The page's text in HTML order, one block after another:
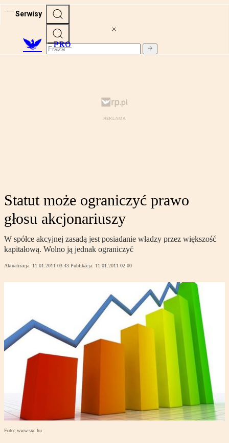
Serwisy
PRO
Statut może ograniczyć prawo
głosu akcjonariuszy
W spółce akcyjnej zasadą jest posiadanie władzy przez większość
kapitałową. Wolno ją jednak ograniczyć
Aktualizacja: 11.01.2011 03:43 Publikacja: 11.01.2011 02:00
Foto: www.sxc.hu